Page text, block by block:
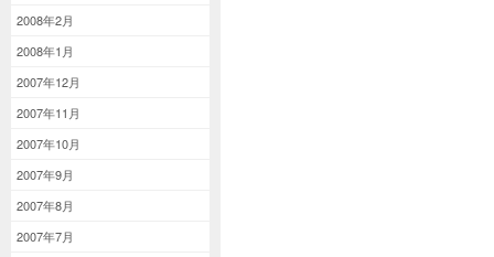
2008年2月
2008年1月
2007年12月
2007年11月
2007年10月
2007年9月
2007年8月
2007年7月